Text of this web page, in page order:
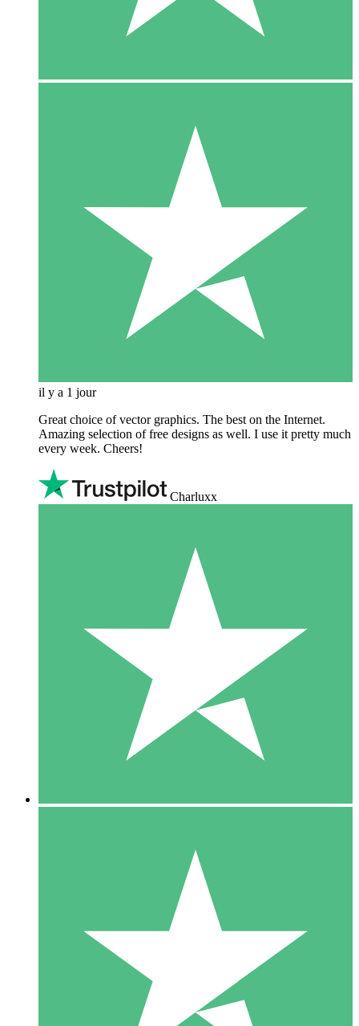
il y a 1 jour
Great choice of vector graphics. The best on the Internet.
Amazing selection of free designs as well. I use it pretty much
every week. Cheers!
Charluxx